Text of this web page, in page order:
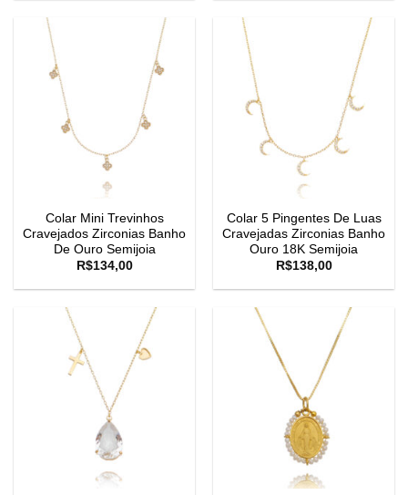
Colar Mini Trevinhos
Cravejados Zirconias Banho
De Ouro Semijoia
R$134,00
Colar 5 Pingentes De Luas
Cravejadas Zirconias Banho
Ouro 18K Semijoia
R$138,00